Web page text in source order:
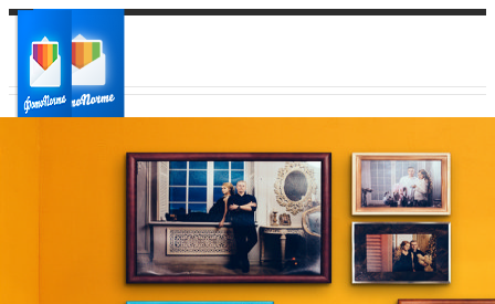
Ваш регион доставки
Выберите из списка: